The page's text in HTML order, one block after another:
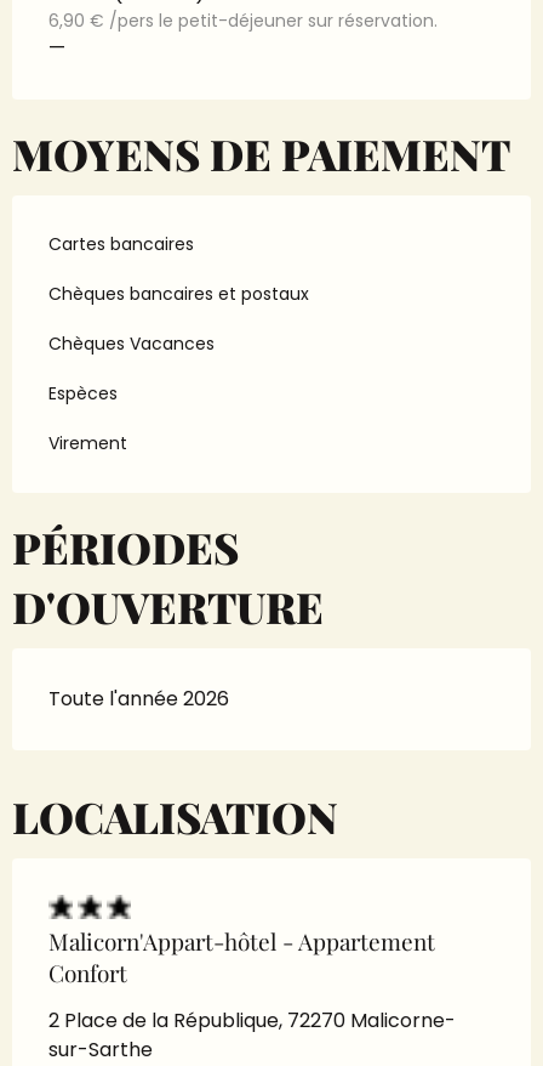
6,90 € /pers le petit-déjeuner sur réservation.
—
MOYENS DE PAIEMENT
Cartes bancaires
Chèques bancaires et postaux
Chèques Vacances
Espèces
Virement
PÉRIODES
D'OUVERTURE
Toute l'année 2026
LOCALISATION
Malicorn'Appart-hôtel - Appartement
Confort
2 Place de la République, 72270 Malicorne-
sur-Sarthe